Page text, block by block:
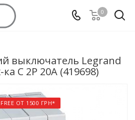
0
выключатель Legrand
ка C 2P 20А (419698)
ОТ 1500 ГРН*